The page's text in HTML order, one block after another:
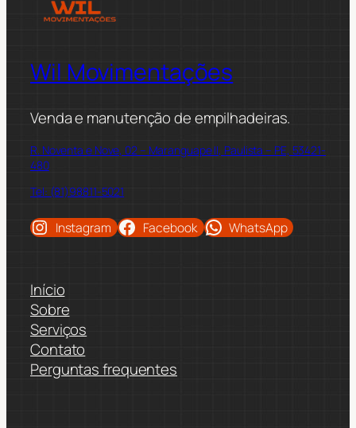
Wil Movimentações
Venda e manutenção de empilhadeiras.
R. Noventa e Nove, 02 – Maranguape II, Paulista – PE, 53421-
480
Tel: (81)98811-5021
Instagram Facebook WhatsApp
Início
Sobre
Serviços
Contato
Perguntas frequentes